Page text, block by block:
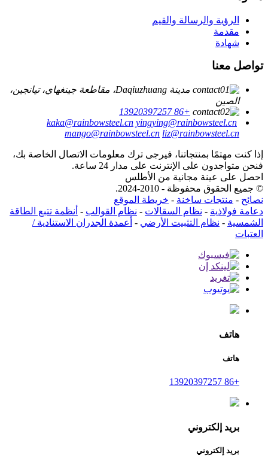
الرؤية والرسالة والقيم
مقدمة
شهادة
تواصل معنا
مدينة Daqiuzhuang، مقاطعة جينغهاي، تيانجين،
الصين
+86 13920397257
kaka@rainbowsteel.cn yingying@rainbowsteel.cn
mango@rainbowsteel.cn liz@rainbowsteel.cn
إذا كنت مهتمًا بمنتجاتنا، فيرجى ترك معلومات الاتصال الخاصة بك،
فنحن متواجدون على الإنترنت على مدار 24 ساعة.
احصل على عينة مجانية من الأطلس
© جميع الحقوق محفوظة - 2010-2024.
نصائح - منتجات ساخنة - خريطة الموقع
دعامة فولاذية - نظام السقالات - نظام القوالب - أنظمة تتبع الطاقة
الشمسية - نظام التثبيت الأرضي - أعمدة الجدران الاستنادية /
العتبات
هاتف
هاتف
+86 13920397257
بريد إلكتروني
بريد إلكتروني